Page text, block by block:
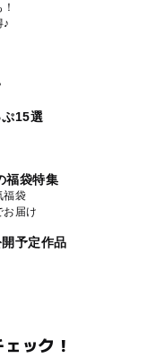
♪
15選
福袋特集
福袋
お届け
開予定作品
ック！